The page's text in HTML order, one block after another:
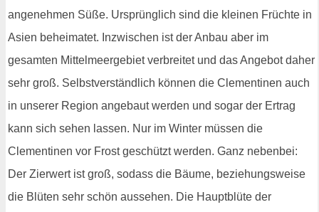
angenehmen Süße. Ursprünglich sind die kleinen Früchte in
Asien beheimatet. Inzwischen ist der Anbau aber im
gesamten Mittelmeergebiet verbreitet und das Angebot daher
sehr groß. Selbstverständlich können die Clementinen auch
in unserer Region angebaut werden und sogar der Ertrag
kann sich sehen lassen. Nur im Winter müssen die
Clementinen vor Frost geschützt werden. Ganz nebenbei:
Der Zierwert ist groß, sodass die Bäume, beziehungsweise
die Blüten sehr schön aussehen. Die Hauptblüte der